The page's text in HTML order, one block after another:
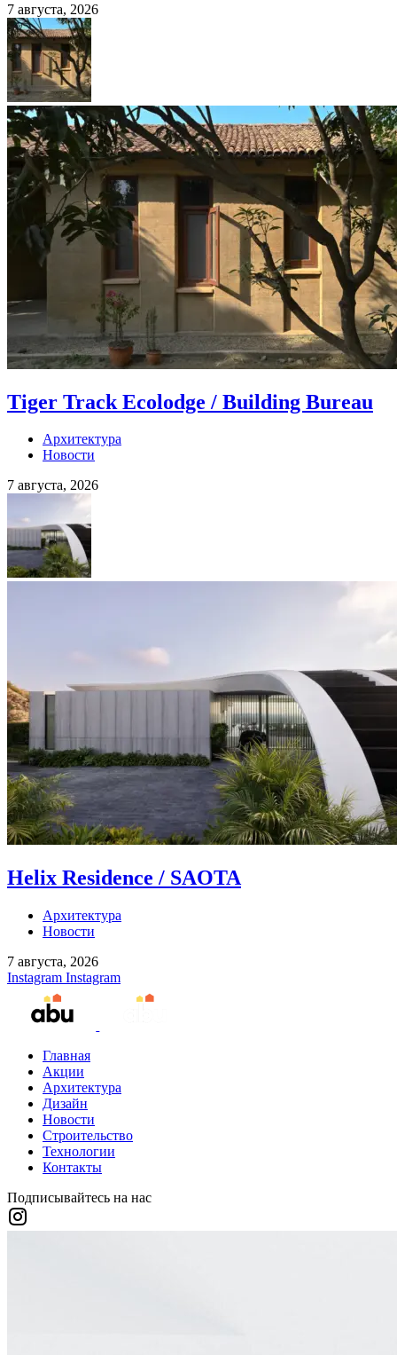
7 августа, 2026
Tiger Track Ecolodge / Building Bureau
Архитектура
Новости
7 августа, 2026
Helix Residence / SAOTA
Архитектура
Новости
7 августа, 2026
Instagram Instagram
Главная
Акции
Архитектура
Дизайн
Новости
Строительство
Технологии
Контакты
Подписывайтесь на нас